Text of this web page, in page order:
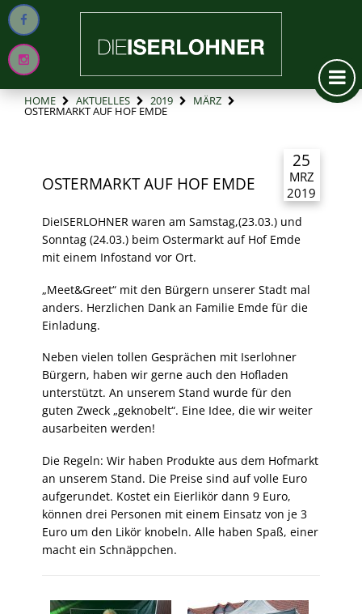
HOME AKTUELLES 2019 MÄRZ
OSTERMARKT AUF HOF EMDE
25
MRZ
2019
OSTERMARKT AUF HOF EMDE
DieISERLOHNER waren am Samstag,(23.03.) und
Sonntag (24.03.) beim Ostermarkt auf Hof Emde
mit einem Infostand vor Ort.
„Meet&Greet“ mit den Bürgern unserer Stadt mal
anders. Herzlichen Dank an Familie Emde für die
Einladung.
Neben vielen tollen Gesprächen mit Iserlohner
Bürgern, haben wir gerne auch den Hofladen
unterstützt. An unserem Stand wurde für den
guten Zweck „geknobelt“. Eine Idee, die wir weiter
ausarbeiten werden!
Die Regeln: Wir haben Produkte aus dem Hofmarkt
an unserem Stand. Die Preise sind auf volle Euro
aufgerundet. Kostet ein Eierlikör dann 9 Euro,
können drei Personen mit einem Einsatz von je 3
Euro um den Likör knobeln. Alle haben Spaß, einer
macht ein Schnäppchen.